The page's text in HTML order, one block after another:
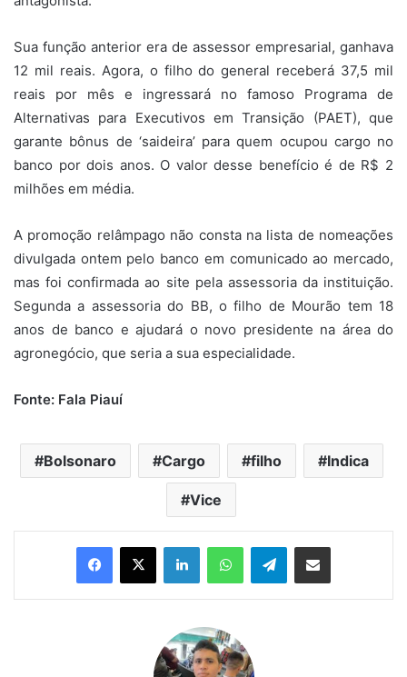
Sua função anterior era de assessor empresarial, ganhava
12 mil reais. Agora, o filho do general receberá 37,5 mil
reais por mês e ingressará no famoso Programa de
Alternativas para Executivos em Transição (PAET), que
garante bônus de ‘saideira’ para quem ocupou cargo no
banco por dois anos. O valor desse benefício é de R$ 2
milhões em média.
A promoção relâmpago não consta na lista de nomeações
divulgada ontem pelo banco em comunicado ao mercado,
mas foi confirmada ao site pela assessoria da instituição.
Segunda a assessoria do BB, o filho de Mourão tem 18
anos de banco e ajudará o novo presidente na área do
agronegócio, que seria a sua especialidade.
Fonte: Fala Piauí
Bolsonaro Cargo filho Indica
Vice
Telegram